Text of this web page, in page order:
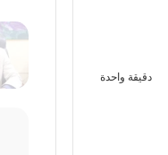
دقيقة واحدة